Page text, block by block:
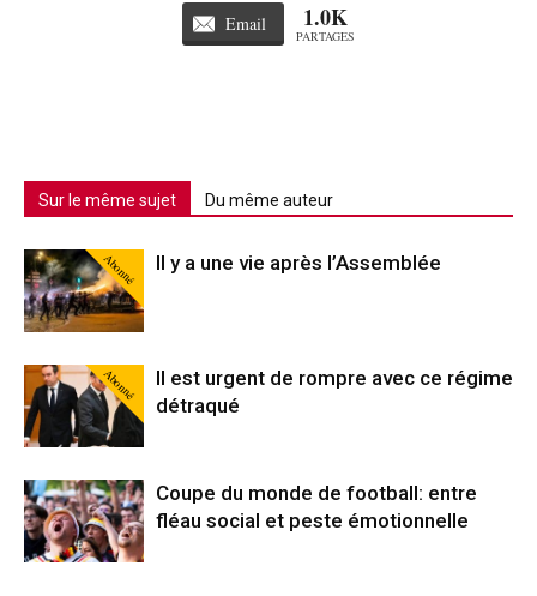
Email 1.0K
PARTAGES
Sur le même sujet Du même auteur
Abonné Il y a une vie après l’Assemblée
Abonné
Il est urgent de rompre avec ce régime
détraqué
Coupe du monde de football: entre
fléau social et peste émotionnelle